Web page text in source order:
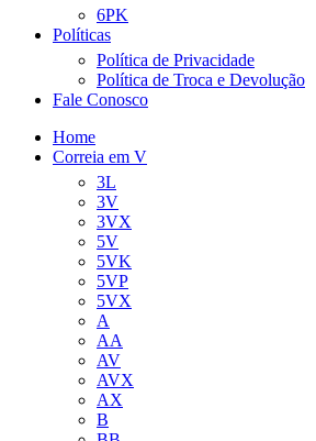
6PK
Políticas
Política de Privacidade
Política de Troca e Devolução
Fale Conosco
Home
Correia em V
3L
3V
3VX
5V
5VK
5VP
5VX
A
AA
AV
AVX
AX
B